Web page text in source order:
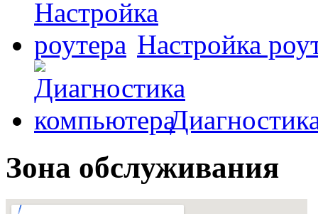
Настройка
Зона обслуживания